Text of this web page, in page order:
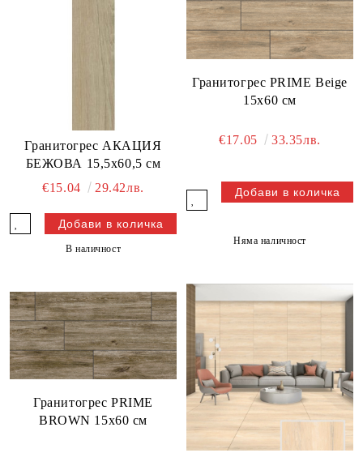
Гранитогрес АКАЦИЯ
БЕЖОВА 15,5x60,5 см
€15.04
29.42лв.
В наличност
Гранитогрес PRIME Beige
15x60 см
€17.05 33.35лв.
Няма наличност
Гранитогрес PRIME
BROWN 15x60 см